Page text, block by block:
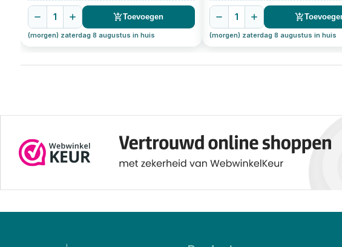
1 Toevoegen
(morgen) zaterdag 8 augustus in huis
1
(morgen) zaterdag 8 augustus in huis